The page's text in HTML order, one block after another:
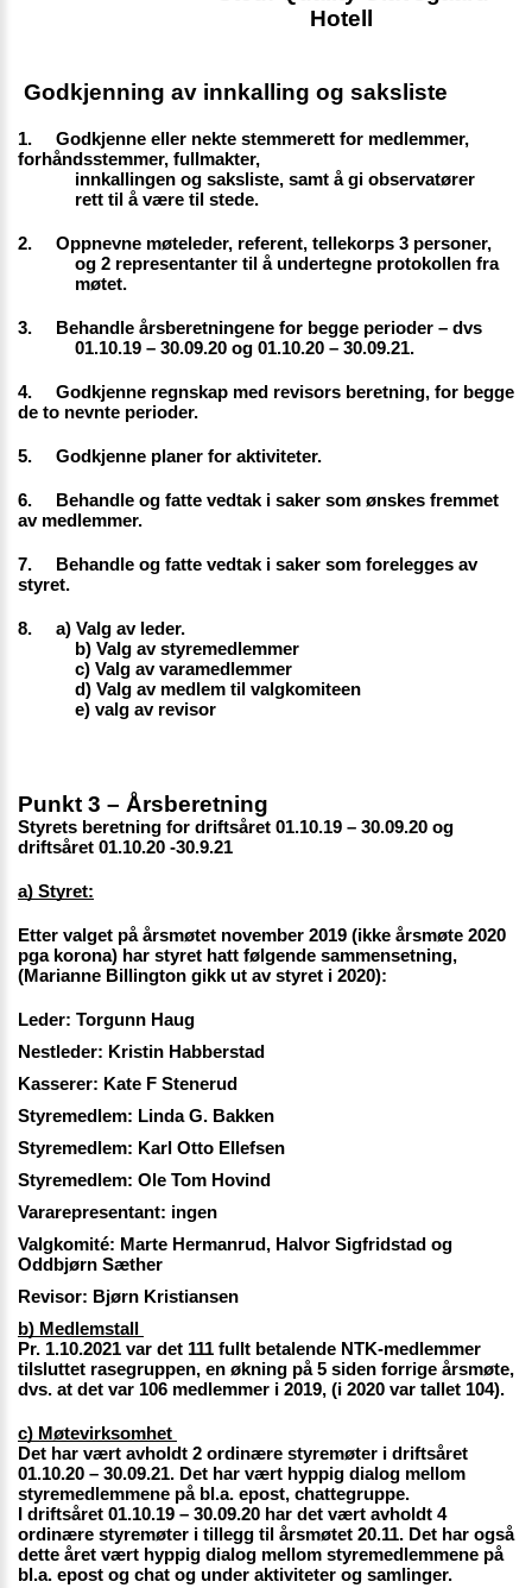
Hotell
Godkjenning av innkalling og saksliste
1.
Godkjenne eller nekte stemmerett for medlemmer,
forhåndsstemmer, fullmakter,
innkallingen og saksliste, samt å gi observatører
rett til å være til stede.
2.
Oppnevne møteleder, referent, tellekorps 3 personer,
og 2 representanter til å undertegne protokollen fra
møtet.
3.
Behandle årsberetningene for begge perioder – dvs
01.10.19 – 30.09.20 og 01.10.20 – 30.09.21.
4.
Godkjenne regnskap med revisors beretning, for begge
de to nevnte perioder.
5. Godkjenne planer for aktiviteter.
6.
Behandle og fatte vedtak i saker som ønskes fremmet
av medlemmer.
7.
Behandle og fatte vedtak i saker som forelegges av
styret.
8.
a) Valg av leder.
b) Valg av styremedlemmer
c) Valg av varamedlemmer
d) Valg av medlem til valgkomiteen
e) valg av revisor
Punkt 3 – Årsberetning
Styrets beretning for driftsåret 01.10.19 – 30.09.20 og
driftsåret 01.10.20 -30.9.21
a) Styret:
Etter valget på årsmøtet november 2019 (ikke årsmøte 2020
pga korona) har styret hatt følgende sammensetning,
(Marianne Billington gikk ut av styret i 2020):
Leder: Torgunn Haug
Nestleder: Kristin Habberstad
Kasserer: Kate F Stenerud
Styremedlem: Linda G. Bakken
Styremedlem: Karl Otto Ellefsen
Styremedlem: Ole Tom Hovind
Vararepresentant: ingen
Valgkomité: Marte Hermanrud, Halvor Sigfridstad og
Oddbjørn Sæther
Revisor: Bjørn Kristiansen
b) Medlemstall
Pr. 1.10.2021 var det 111 fullt betalende NTK-medlemmer
tilsluttet rasegruppen, en økning på 5 siden forrige årsmøte,
dvs. at det var 106 medlemmer i 2019, (i 2020 var tallet 104).
c) Møtevirksomhet
Det har vært avholdt 2 ordinære styremøter i driftsåret
01.10.20 – 30.09.21. Det har vært hyppig dialog mellom
styremedlemmene på bl.a. epost, chattegruppe.
I driftsåret 01.10.19 – 30.09.20 har det vært avholdt 4
ordinære styremøter i tillegg til årsmøtet 20.11. Det har også
dette året vært hyppig dialog mellom styremedlemmene på
bl.a. epost og chat og under aktiviteter og samlinger.